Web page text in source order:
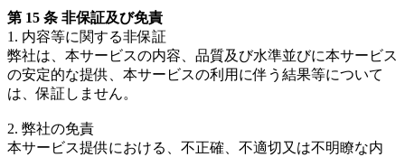
第 15 条 非保証及び免責
1. 内容等に関する非保証
弊社は、本サービスの内容、品質及び水準並びに本サービス
の安定的な提供、本サービスの利用に伴う結果等について
は、保証しません。
2. 弊社の免責
本サービス提供における、不正確、不適切又は不明瞭な内